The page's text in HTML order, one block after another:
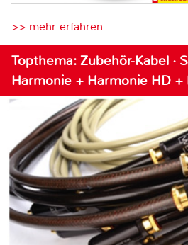
>> mehr erfahren
Topthema: Zubehör-Kabel ·
Harmonie + Harmonie HD +